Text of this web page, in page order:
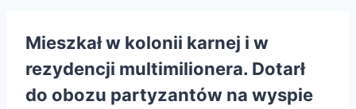
Mieszkał w kolonii karnej i w
rezydencji multimilionera. Dotarł
do obozu partyzantów na wyspie